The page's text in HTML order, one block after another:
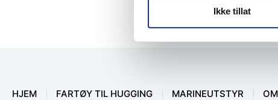
Ikke tillat
HJEM FARTØY TIL HUGGING MARINEUTSTYR